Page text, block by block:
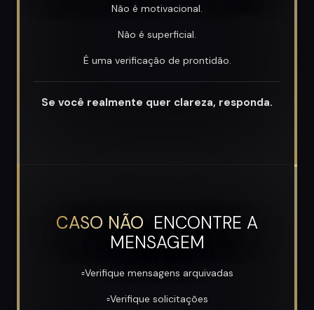
Não é motivacional.
Não é superficial.
É uma verificação de prontidão.
Se você realmente quer clareza, responda.
CASO NÃO ENCONTRE A
MENSAGEM
▫️Verifique mensagens arquivadas
▫️Verifique solicitações